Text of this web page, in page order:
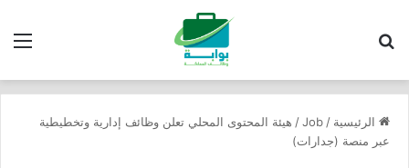
الرئيسية /
Job
/ هيئة المحتوى المحلي تعلن وظائف إدارية وتخطيطية
عبر منصة (جدارات)